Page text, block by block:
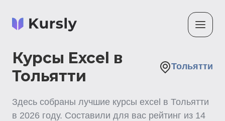
Курсы Excel в
Тольятти
Тольятти
Здесь собраны лучшие курсы excel в Тольятти
в 2026 году. Составили для вас рейтинг из 14